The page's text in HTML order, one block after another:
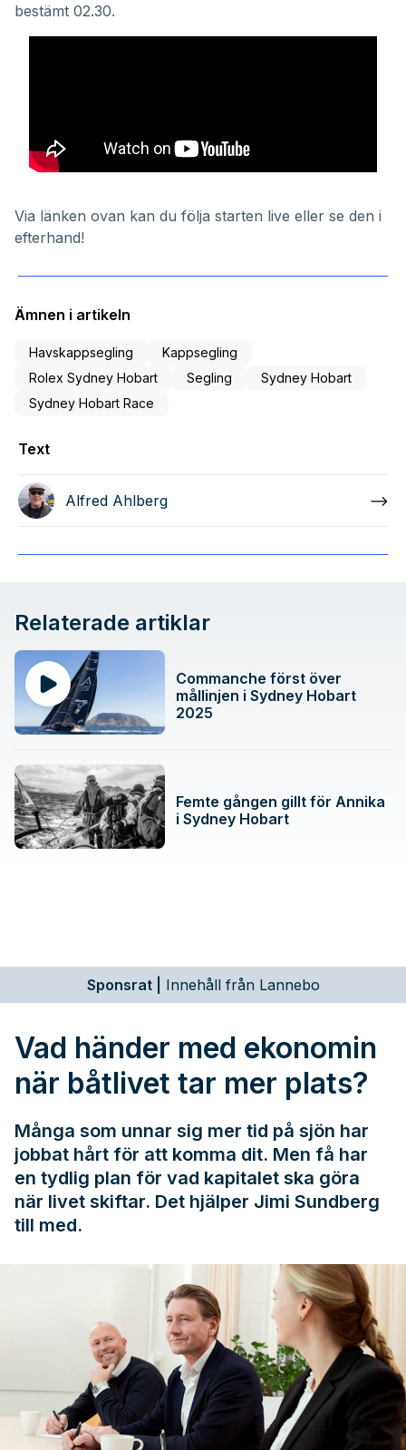
bestämt 02.30.
Via länken ovan kan du följa starten live eller se den i
efterhand!
Ämnen i artikeln
Havskappsegling
Kappsegling
Rolex Sydney Hobart
Segling
Sydney Hobart
Sydney Hobart Race
Text
Alfred Ahlberg
Relaterade artiklar
Commanche först över
mållinjen i Sydney Hobart
2025
Femte gången gillt för Annika
i Sydney Hobart
Sponsrat| Innehåll från Lannebo
Vad händer med ekonomin
när båtlivet tar mer plats?
Många som unnar sig mer tid på sjön har
jobbat hårt för att komma dit. Men få har
en tydlig plan för vad kapitalet ska göra
när livet skiftar. Det hjälper Jimi Sundberg
till med.